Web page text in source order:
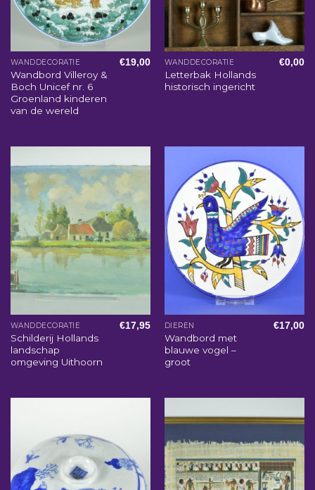
WANDDECORATIE
Wandbord Villeroy &
Boch Unicef nr. 6
Groenland kinderen
van de wereld
€19,00 WANDDECORATIE
Letterbak Hollands
historisch ingericht
€0,00
WANDDECORATIE
Schilderij Hollands
landschap
omgeving Uithoorn
€17,95 DIEREN
Wandbord met
blauwe vogel –
groot
€17,00